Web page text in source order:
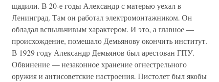
щадили. В 20-е годы Александр с матерью уехал в
Ленинград. Там он работал электромонтажником. Он
обладал вспыльчивым характером. И это, а главное —
происхождение, помешало Демьянову окончить институт.
В 1929 году Александр Демьянов был арестован ГПУ.
Обвинение — незаконное хранение огнестрельного
оружия и антисоветские настроения. Пистолет был якобы